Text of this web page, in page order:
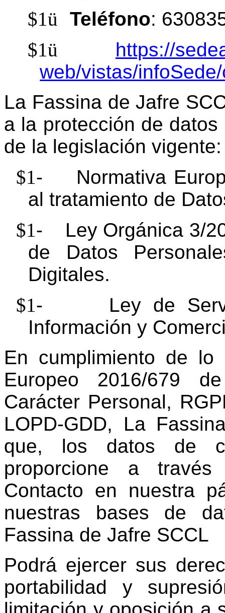
$1ü Teléfono:
$1ü
https://
web/vistas/
La Fassina de Jafre
a la protección de
de la legislación vigente:
$1-
Normativa
al tratamiento de
$1-
Ley Orgánica 3/
de Datos
Digitales.
$1-
Ley de
Información y
En cumplimiento de lo
Europeo 2016/679
Carácter Personal,
LOPD-GDD, La
que, los datos de
proporcione a
Contacto en nuestra
nuestras bases de
Fassina de Jafre SCCL
Podrá ejercer sus
portabilidad y